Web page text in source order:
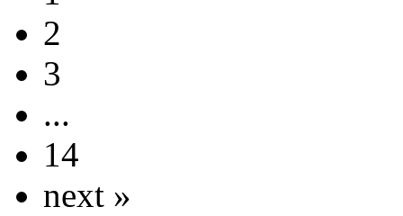
2
3
...
14
next »